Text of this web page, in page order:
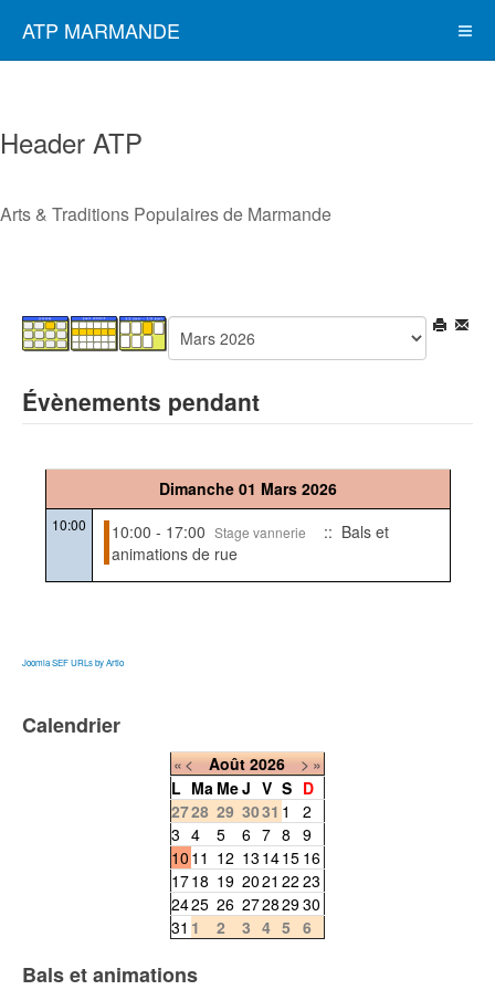
ATP MARMANDE
Header ATP
Arts & Traditions Populaires de Marmande
Évènements pendant
Dimanche 01 Mars 2026
10:00 10:00 - 17:00 Stage vannerie
:: Bals et
animations de rue
Joomla SEF URLs by Artio
Calendrier
«< Août 2026 >»
L Ma MeJ V S D
2728 29 3031 1
2
3 4 5 6 7 8 9
10 11 12 13 1415 16
1718 19 2021 22 23
2425 26 27282930
31 1 2 3 4 5 6
Bals et animations